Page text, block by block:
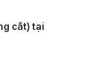
cắt) tại